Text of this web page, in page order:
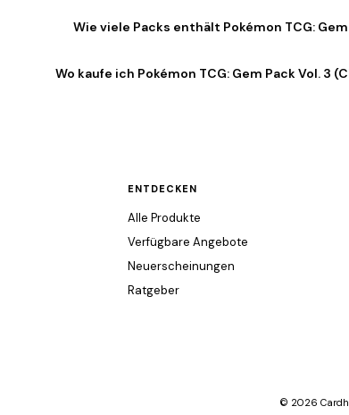
Wie viele Packs enthält Pokémon TCG:
Wo kaufe ich Pokémon TCG: Gem Pack Vol. 3
ENTDECKEN
Alle Produkte
Verfügbare Angebote
Neuerscheinungen
Ratgeber
© 2026